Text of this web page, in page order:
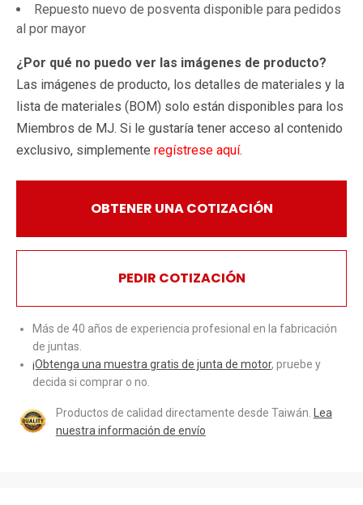
Repuesto nuevo de posventa disponible para pedidos
al por mayor
¿Por qué no puedo ver las imágenes de producto?
Las imágenes de producto, los detalles de materiales y la
lista de materiales (BOM) solo están disponibles para los
Miembros de MJ. Si le gustaría tener acceso al contenido
exclusivo, simplemente regístrese aquí.
OBTENER UNA COTIZACIÓN
PEDIR COTIZACIÓN
Más de 40 años de experiencia profesional en la fabricación
de juntas.
¡Obtenga una muestra gratis de junta de motor, pruebe y
decida si comprar o no.
Productos de calidad directamente desde Taiwán.
Lea
nuestra información de envío